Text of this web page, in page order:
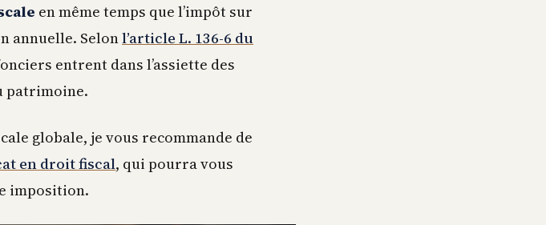
en même temps que l’impôt sur
annuelle. Selonl’article L. 136-6 du
entrent dans l’assiette des
patrimoine.
globale, je vous recommande de
en droit fiscal, qui pourra vous
imposition.